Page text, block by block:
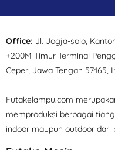
Office: Jl. Jogja-solo,
+200M Timur Terminal
Ceper, Jawa Tengah 57465,
Futakelampu.com
memproduksi berbagai
indoor maupun outdoor dari